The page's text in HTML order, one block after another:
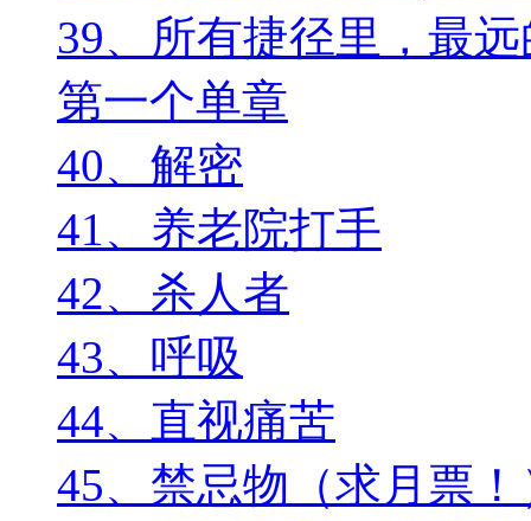
39、所有捷径里，最
第一个单章
40、解密
41、养老院打手
42、杀人者
43、呼吸
44、直视痛苦
45、禁忌物（求月票！